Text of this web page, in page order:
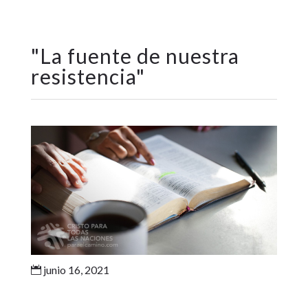
"La fuente de nuestra
resistencia"
junio 16, 2021